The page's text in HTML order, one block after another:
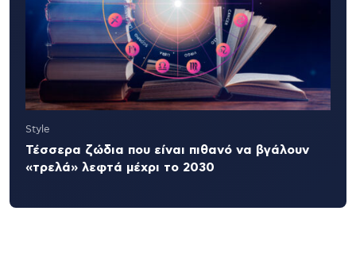
Style
Τέσσερα ζώδια που είναι πιθανό να βγάλουν
«τρελά» λεφτά μέχρι το 2030